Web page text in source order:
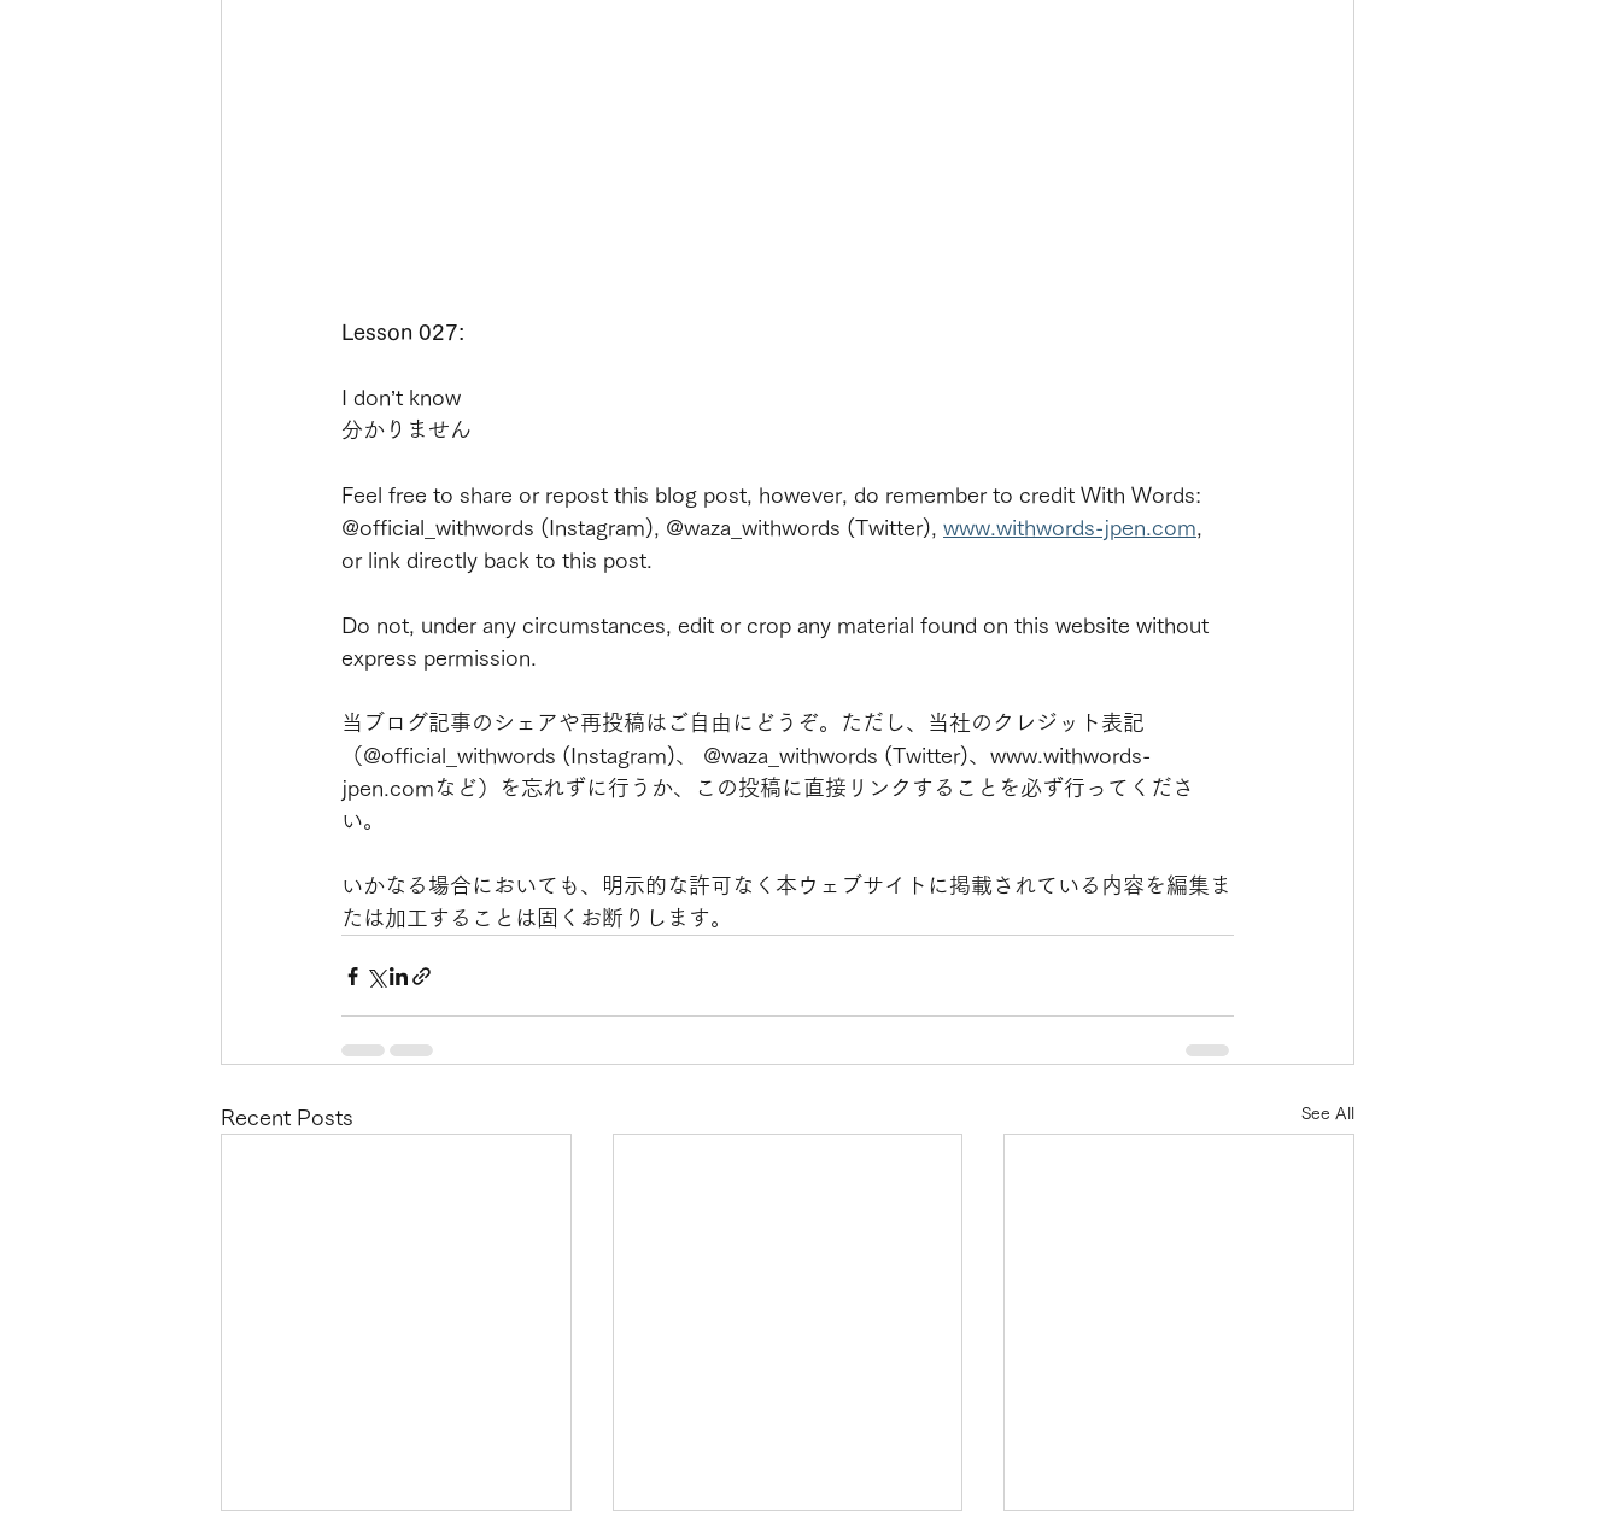
Lesson 027:
I don’t know
分かりません
Feel free to share or repost this blog post, however, do remember to credit With Words:
@official_withwords (Instagram), @waza_withwords (Twitter), www.withwords-jpen.com
or link directly back to this post.
Do not, under any circumstances, edit or crop any material found on this website without
express permission.
当ブログ記事のシェアや再投稿はご自由にどうぞ。ただし、当社のクレジット表記
（@official_withwords (Instagram)、 @waza_withwords (Twitter)、www.withwords-
jpen.comなど）を忘れずに行うか、この投稿に直接リンクすることを必ず行ってくださ
い。
いかなる場合においても、明示的な許可なく本ウェブサイトに掲載されている内容を編集ま
たは加工することは固くお断りします。
Recent Posts See All